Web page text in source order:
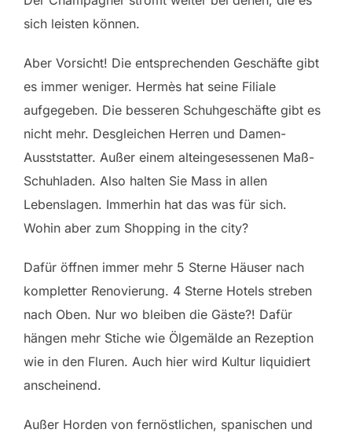
sich leisten können.
Aber Vorsicht! Die entsprechenden Geschäfte gibt
es immer weniger. Hermès hat seine Filiale
aufgegeben. Die besseren Schuhgeschäfte gibt es
nicht mehr. Desgleichen Herren und Damen-
Ausststatter. Außer einem alteingesessenen Maß-
Schuhladen. Also halten Sie Mass in allen
Lebenslagen. Immerhin hat das was für sich.
Wohin aber zum Shopping in the city?
Dafür öffnen immer mehr 5 Sterne Häuser nach
kompletter Renovierung. 4 Sterne Hotels streben
nach Oben. Nur wo bleiben die Gäste?! Dafür
hängen mehr Stiche wie Ölgemälde an Rezeption
wie in den Fluren. Auch hier wird Kultur liquidiert
anscheinend.
Außer Horden von fernöstlichen, spanischen und